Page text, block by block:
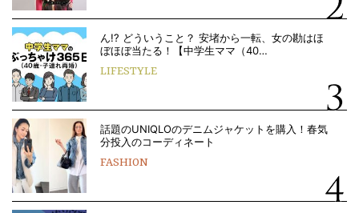
ん!? どういうこと？ 安堵から一転、女の勘はほ
ぼほぼ当たる！【中学生ママ（40…
LIFESTYLE
話題のUNIQLOのデニムジャケットを購入！春気
分投入のコーディネート
FASHION